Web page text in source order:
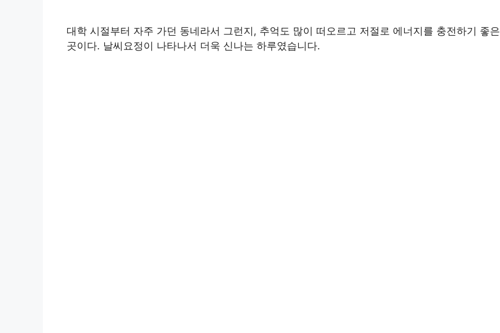
대학 시절부터 자주 가던 동네라서 그런지, 추억도 많이 떠오르고 저절로 에너지를 충전하기 좋은
곳이다. 날씨요정이 나타나서 더욱 신나는 하루였습니다.